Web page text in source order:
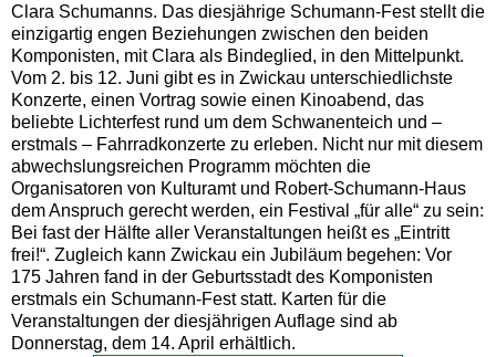
Clara Schumanns. Das diesjährige Schumann-Fest stellt die
einzigartig engen Beziehungen zwischen den beiden
Komponisten, mit Clara als Bindeglied, in den Mittelpunkt.
Vom 2. bis 12. Juni gibt es in Zwickau unterschiedlichste
Konzerte, einen Vortrag sowie einen Kinoabend, das
beliebte Lichterfest rund um dem Schwanenteich und –
erstmals – Fahrradkonzerte zu erleben. Nicht nur mit diesem
abwechslungsreichen Programm möchten die
Organisatoren von Kulturamt und Robert-Schumann-Haus
dem Anspruch gerecht werden, ein Festival „für alle“ zu sein:
Bei fast der Hälfte aller Veranstaltungen heißt es „Eintritt
frei!“. Zugleich kann Zwickau ein Jubiläum begehen: Vor
175 Jahren fand in der Geburtsstadt des Komponisten
erstmals ein Schumann-Fest statt. Karten für die
Veranstaltungen der diesjährigen Auflage sind ab
Donnerstag, dem 14. April erhältlich.